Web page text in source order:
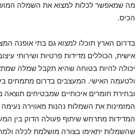
מה שמאפשר לכלות למצוא את השמלה
הכיס.
בדרום הארץ תוכלו למצוא גם בתי אופנה
אישית, הכוללים מדידות פרטיות ושירותי
יכולה להיות בטוחה שהיא תקבל שמלה
ולטעמה האישי. המעצבים בדרום מתמחים
ובחירת חומרים איכותיים שמבטיחים
המזמינות את השמלות נהנות מאווירה
המדידות מתרחש שיתוף פעולה הדוק בין
שהשמלות יתאימו בצורה מושלמת לכלה